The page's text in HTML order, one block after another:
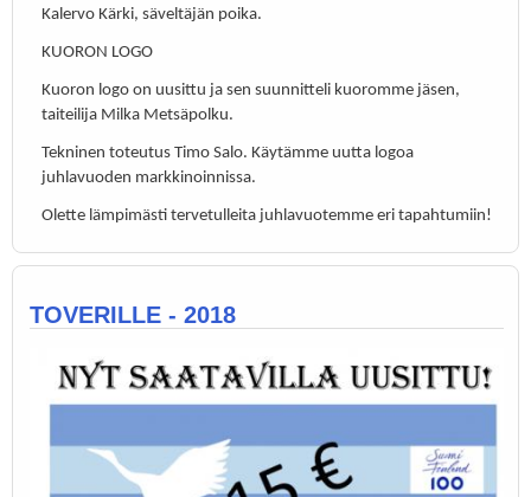
Kalervo Kärki, säveltäjän poika.
KUORON LOGO
Kuoron logo on uusittu ja sen suunnitteli kuoromme jäsen,
taiteilija Milka Metsäpolku.
Tekninen toteutus Timo Salo. Käytämme uutta logoa
juhlavuoden markkinoinnissa.
Olette lämpimästi tervetulleita juhlavuotemme eri tapahtumiin!
TOVERILLE - 2018